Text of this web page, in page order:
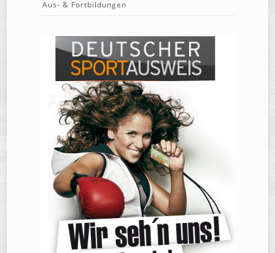
Aus- & Fortbildungen